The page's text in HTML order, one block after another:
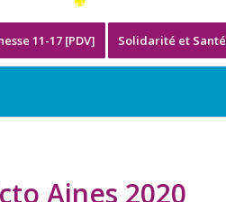
11-17 [PDV] Solidarité et Santé
Aines 2020